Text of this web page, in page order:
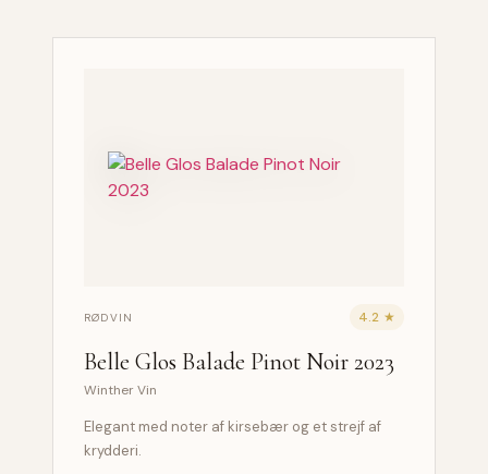
RØDVIN 4.2 ★
Belle Glos Balade Pinot Noir 2023
Winther Vin
Elegant med noter af kirsebær og et strejf af
krydderi.